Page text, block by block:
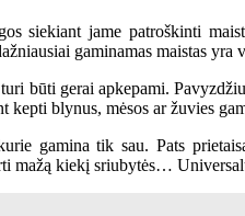
siekiant jame patroškinti
gaminamas maistas yra
būti gerai apkepami.
kepti blynus, mėsos ar žuvies
gamina tik sau. Pats
kiekį sriubytės…